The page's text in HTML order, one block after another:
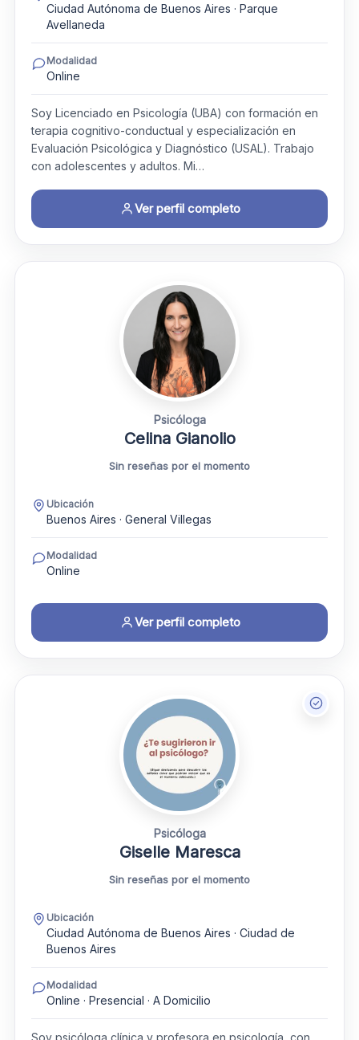
Ciudad Autónoma de Buenos Aires · Parque
Avellaneda
Modalidad
Online
Soy Licenciado en Psicología (UBA) con formación en
terapia cognitivo-conductual y especialización en
Evaluación Psicológica y Diagnóstico (USAL). Trabajo
con adolescentes y adultos. Mi…
Ver perfil completo
Psicóloga
Celina Gianolio
Sin reseñas por el momento
Ubicación
Buenos Aires · General Villegas
Modalidad
Online
Ver perfil completo
Psicóloga
Giselle Maresca
Sin reseñas por el momento
Ubicación
Ciudad Autónoma de Buenos Aires · Ciudad de
Buenos Aires
Modalidad
Online · Presencial · A Domicilio
Soy psicóloga clínica y profesora en psicología, con